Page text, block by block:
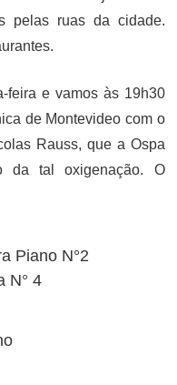
pelas ruas da cidade.
feira e vamos às 19h30
de Montevideo com o
Rauss, que a Ospa
da tal oxigenação. O
Piano N°2
N° 4